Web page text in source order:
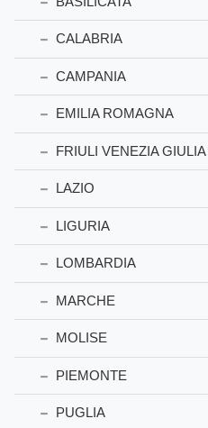
CALABRIA
CAMPANIA
EMILIA ROMAGNA
FRIULI VENEZIA GIULIA
LAZIO
LIGURIA
LOMBARDIA
MARCHE
MOLISE
PIEMONTE
PUGLIA